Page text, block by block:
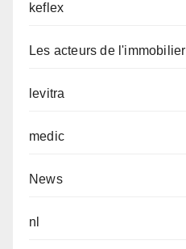
keflex
Les acteurs de l'immobilier
levitra
medic
News
nl